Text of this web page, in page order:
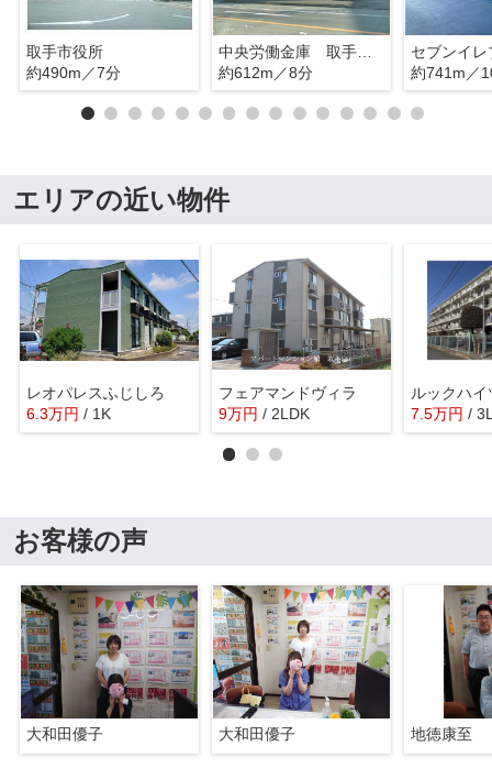
取手市役所
約490m／7分
中央労働金庫 取手支店
約612m／8分
約741m／
エリアの近い物件
レオパレスふじしろ
6.3万円 / 1K
フェアマンドヴィラ
9万円 / 2LDK
ルックハ
7.5万円 /
お客様の声
大和田優子 大和田優子 地徳康至